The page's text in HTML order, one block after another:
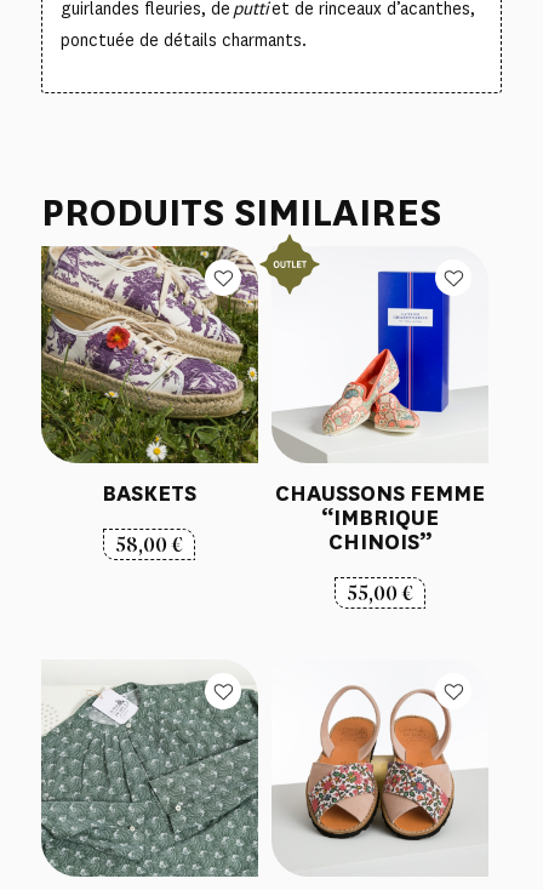
guirlandes fleuries, de puttiet de rinceaux d’acanthes,
ponctuée de détails charmants.
PRODUITS SIMILAIRES
BASKETS
58,00€
CHAUSSONS FEMME
“IMBRIQUE
CHINOIS”
55,00€